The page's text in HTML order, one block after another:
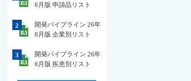
8月版 申請品リスト
2
開発パイプライン 26年
8月版 企業別リスト
3
開発パイプライン 26年
8月版 疾患別リスト